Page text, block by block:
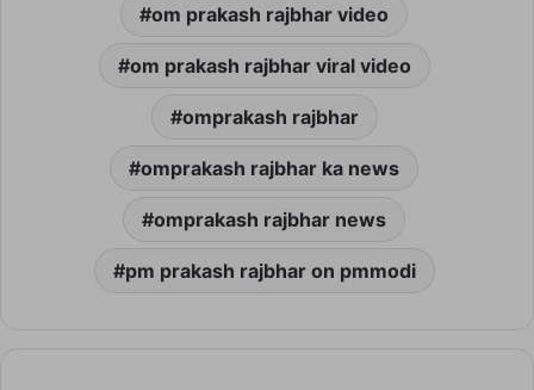
om prakash rajbhar video
om prakash rajbhar viral video
omprakash rajbhar
omprakash rajbhar ka news
omprakash rajbhar news
pm prakash rajbhar on pmmodi